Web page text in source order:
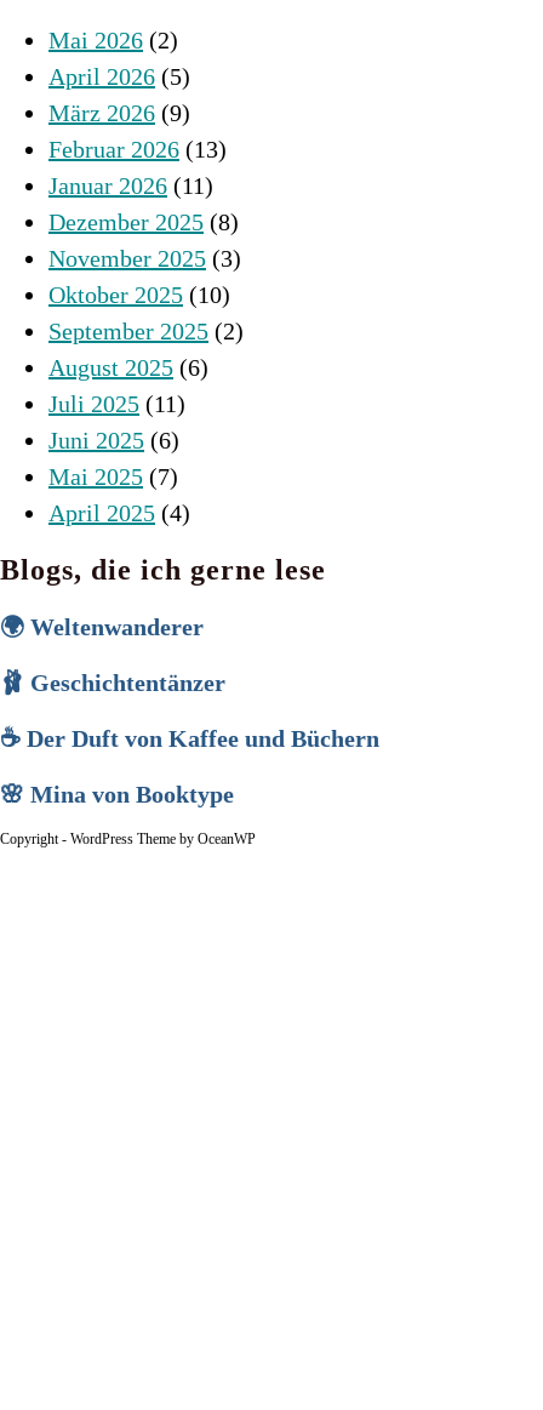
Mai 2026 (2)
April 2026 (5)
März 2026 (9)
Februar 2026 (13)
Januar 2026 (11)
Dezember 2025 (8)
November 2025 (3)
Oktober 2025 (10)
September 2025 (2)
August 2025 (6)
Juli 2025 (11)
Juni 2025 (6)
Mai 2025 (7)
April 2025 (4)
Blogs, die ich gerne lese
🌍 Weltenwanderer
🩰 Geschichtentänzer
☕ Der Duft von Kaffee und Büchern
🌸 Mina von Booktype
Copyright - WordPress Theme by OceanWP